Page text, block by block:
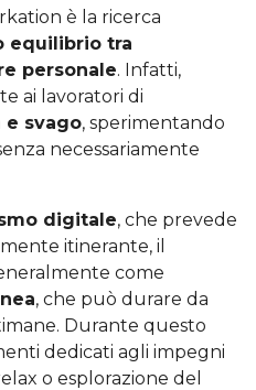
è la ricerca
equilibrio tra
personale. Infatti,
ai lavoratori di
svago, sperimentando
necessariamente
digitale, che prevede
itinerante, il
come
, che può durare da
Durante questo
dedicati agli impegni
o esplorazione del